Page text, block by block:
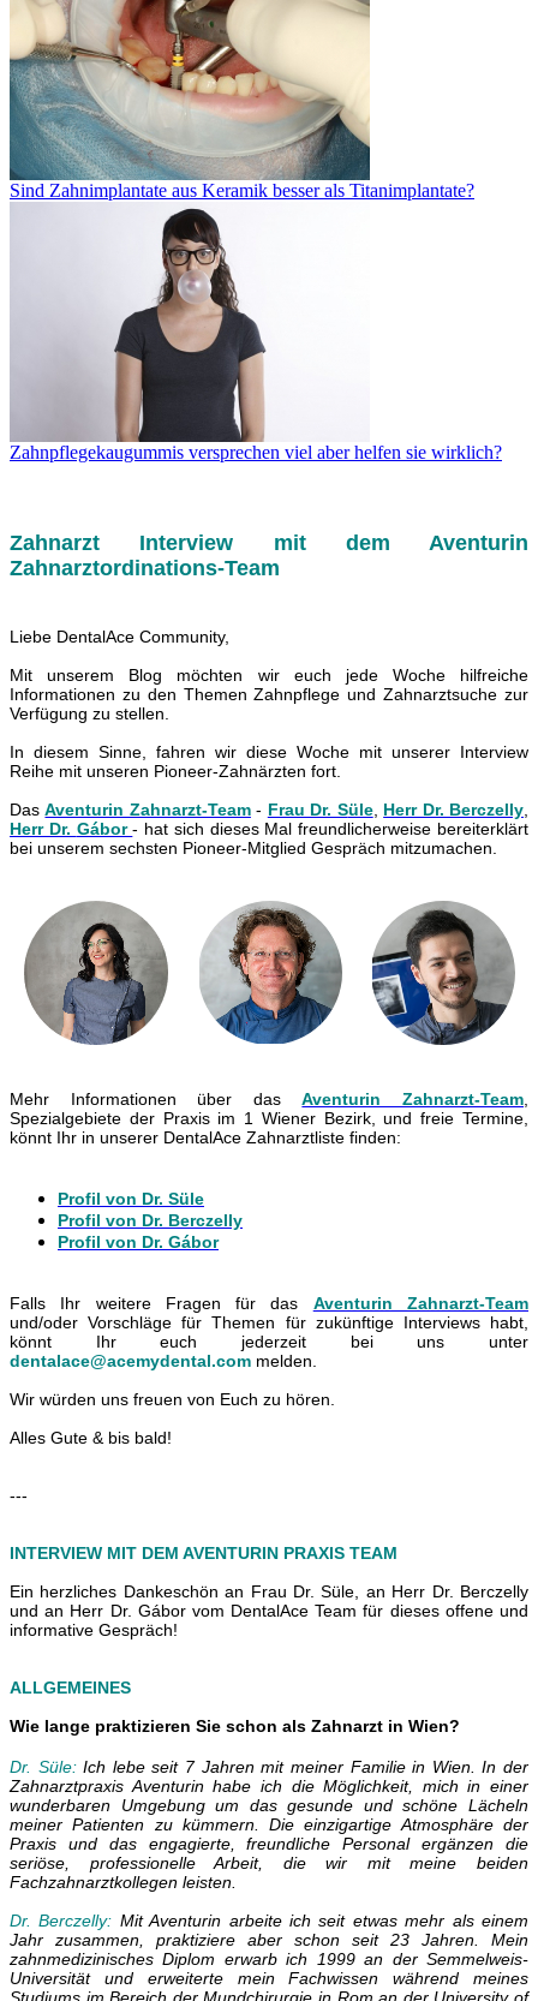
Sind Zahnimplantate aus Keramik besser als Titanimplantate?
Zahnpflegekaugummis versprechen viel aber helfen sie wirklich?
Zahnarzt Interview mit dem Aventurin
Zahnarztordinations-Team
Liebe DentalAce Community,
Mit unserem Blog möchten wir euch jede Woche hilfreiche
Informationen zu den Themen Zahnpflege und Zahnarztsuche zur
Verfügung zu stellen.
In diesem Sinne, fahren wir diese Woche mit unserer Interview
Reihe mit unseren Pioneer-Zahnärzten fort.
DasAventurin Zahnarzt-Team- Frau Dr. Süle, Herr Dr. Berczelly
Herr Dr. Gábor- hat sich dieses Mal freundlicherweise bereiterklärt
bei unserem sechsten Pioneer-Mitglied Gespräch mitzumachen.
Mehr Informationen über dasAventurin Zahnarzt-Team
Spezialgebiete der Praxis im 1 Wiener Bezirk, und freie Termine,
könnt Ihr in unserer DentalAce Zahnarztliste finden:
Profil von Dr. Süle
Profil von Dr. Berczelly
Profil von Dr. Gábor
Falls Ihr weitere Fragen für das Aventurin Zahnarzt-Team
und/oder Vorschläge für Themen für zukünftige Interviews habt,
könnt Ihr euch jederzeit bei uns unter
dentalace@acemydental.com melden.
Wir würden uns freuen von Euch zu hören.
Alles Gute & bis bald!
---
INTERVIEW MIT DEM AVENTURIN PRAXIS TEAM
Ein herzliches Dankeschön an Frau Dr. Süle, an Herr Dr. Berczelly
und an Herr Dr. Gábor vom DentalAce Team für dieses offene und
informative Gespräch!
ALLGEMEINES
Wie lange praktizieren Sie schon als Zahnarzt in Wien?
Dr. Süle:Ich lebe seit 7 Jahren mit meiner Familie in Wien. In der
Zahnarztpraxis Aventurin habe ich die Möglichkeit, mich in einer
wunderbaren Umgebung um das gesunde und schöne Lächeln
meiner Patienten zu kümmern. Die einzigartige Atmosphäre der
Praxis und das engagierte, freundliche Personal ergänzen die
seriöse, professionelle Arbeit, die wir mit meine beiden
Fachzahnarztkollegen leisten.
Dr. Berczelly: Mit Aventurin arbeite ich seit etwas mehr als einem
Jahr zusammen, praktiziere aber schon seit 23 Jahren. Mein
zahnmedizinisches Diplom erwarb ich 1999 an der Semmelweis-
Universität und erweiterte mein Fachwissen während meines